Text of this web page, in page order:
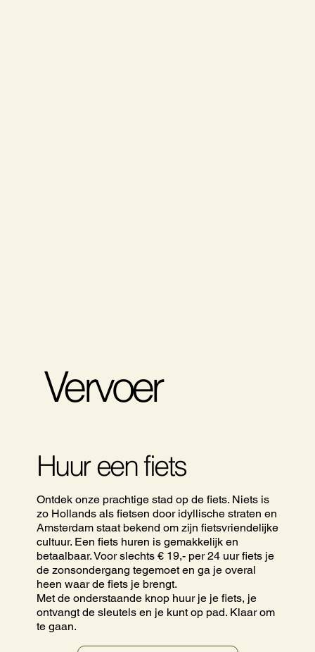
Vervoer
Huur een fiets
Ontdek onze prachtige stad op de fiets. Niets is
zo Hollands als fietsen door idyllische straten en
Amsterdam staat bekend om zijn fietsvriendelijke
cultuur. Een fiets huren is gemakkelijk en
betaalbaar. Voor slechts € 19,- per 24 uur fiets je
de zonsondergang tegemoet en ga je overal
heen waar de fiets je brengt.
Met de onderstaande knop huur je je fiets, je
ontvangt de sleutels en je kunt op pad. Klaar om
te gaan.